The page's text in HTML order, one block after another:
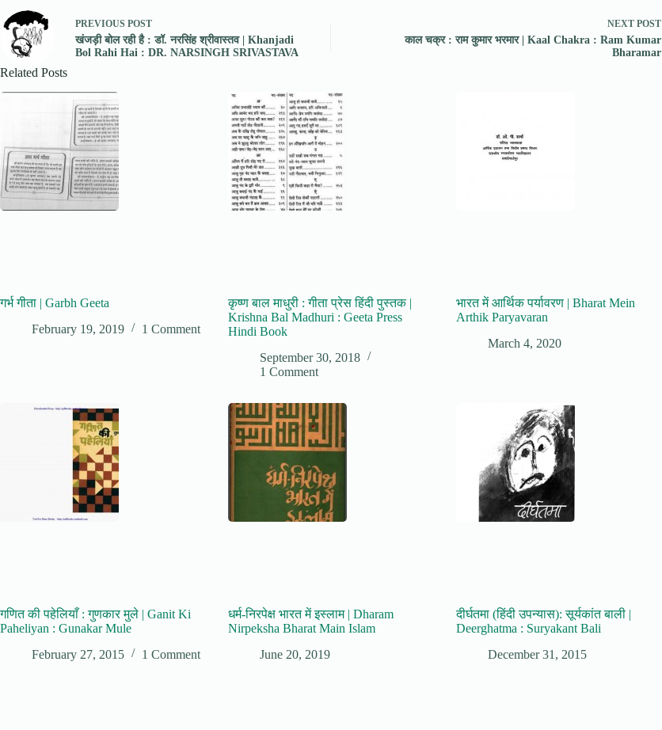
PREVIOUS POST
खंजड़ी बोल रही है : डॉ. नरसिंह श्रीवास्तव | Khanjadi
Bol Rahi Hai : DR. NARSINGH SRIVASTAVA
NEXT POST
काल चक्र : राम कुमार भरमार | Kaal Chakra : Ram Kumar
Bharamar
Related Posts
गर्भ गीता | Garbh Geeta
February 19, 2019
1 Comment
कृष्ण बाल माधुरी : गीता प्रेस हिंदी पुस्तक |
Krishna Bal Madhuri : Geeta Press
Hindi Book
September 30, 2018
1 Comment
भारत में आर्थिक पर्यावरण | Bharat Mein
Arthik Paryavaran
March 4, 2020
गणित की पहेलियाँ : गुणकार मुले | Ganit Ki
Paheliyan : Gunakar Mule
February 27, 2015
1 Comment
धर्म-निरपेक्ष भारत में इस्लाम | Dharam
Nirpeksha Bharat Main Islam
June 20, 2019
दीर्घतमा (हिंदी उपन्यास): सूर्यकांत बाली |
Deerghatma : Suryakant Bali
December 31, 2015